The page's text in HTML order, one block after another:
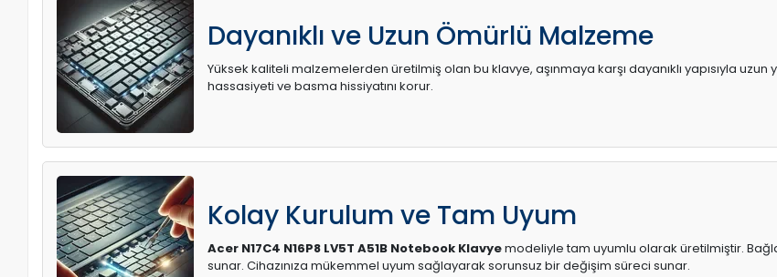
Dayanıklı ve Uzun Ömürlü Malzeme
Yüksek kaliteli malzemelerden üretilmiş olan bu klavye, aşınmaya karşı dayanıklı yapısıyla uzun
hassasiyeti ve basma hissiyatını korur.
Kolay Kurulum ve Tam Uyum
Acer N17C4 N16P8 LV5T A51B Notebook Klavyemodeliyle tam uyumlu olarak üretilmiştir.
sunar. Cihazınıza mükemmel uyum sağlayarak sorunsuz bir değişim süreci sunar.